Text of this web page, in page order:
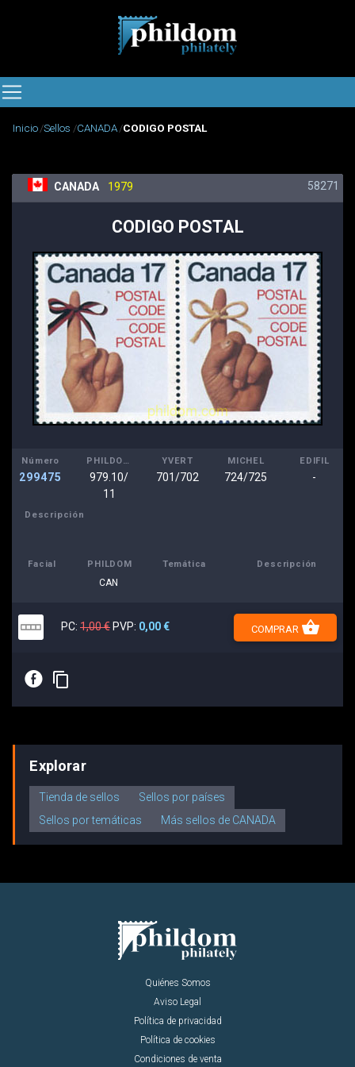
Inicio Sellos CANADA CODIGO POSTAL
CANADA 1979 58271
CODIGO POSTAL
Número
299475
PHILDOM
979.10/
11
YVERT
701/702
MICHEL
724/725
EDIFIL
-
Descripción
Facial PHILDOM Temática Descripción
CAN
PC: 1,00 € PVP: 0,00 € COMPRAR shopping_basket
E content_copy
Explorar
Tienda de sellos
Sellos por países
Sellos por temáticas
Más sellos de CANADA
Quiénes Somos
Aviso Legal
Política de privacidad
Política de cookies
Condiciones de venta